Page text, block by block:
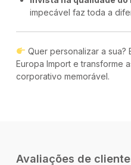
impecável faz toda a
Quer personalizar a sua?
Europa Import e transforme
corporativo memorável.
Avaliações de